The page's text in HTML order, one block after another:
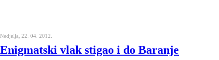
Nedjelja, 22. 04. 2012.
Enigmatski vlak stigao i do Baranje